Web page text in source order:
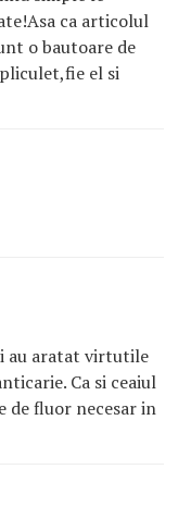
ca articolul
o bautoare de
el si
au aratat virtutile
Ca si ceaiul
de fluor necesar in